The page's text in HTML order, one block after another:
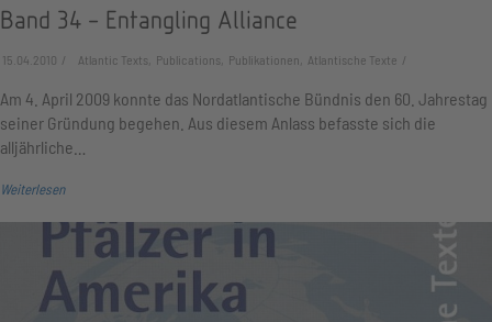
Band 34 - Entangling Alliance
15.04.2010 Atlantic Texts, Publications, Publikationen, Atlantische Texte
Am 4. April 2009 konnte das Nordatlantische Bündnis den 60. Jahrestag
seiner Gründung begehen. Aus diesem Anlass befasste sich die
alljährliche…
Weiterlesen